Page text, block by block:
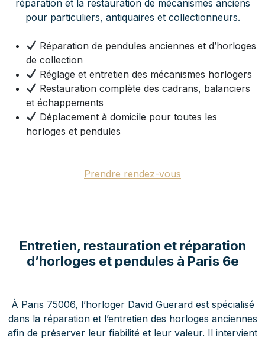
réparation et la restauration de mécanismes anciens
pour particuliers, antiquaires et collectionneurs.
Réparation de pendules anciennes et d’horloges
de collection
Réglage et entretien des mécanismes horlogers
Restauration complète des cadrans, balanciers
et échappements
Déplacement à domicile pour toutes les
horloges et pendules
Prendre rendez-vous
Entretien, restauration et réparation
d’horloges et pendules à Paris 6e
À Paris 75006, l’horloger David Guerard est spécialisé
dans la réparation et l’entretien des horloges anciennes
afin de préserver leur fiabilité et leur valeur. Il intervient